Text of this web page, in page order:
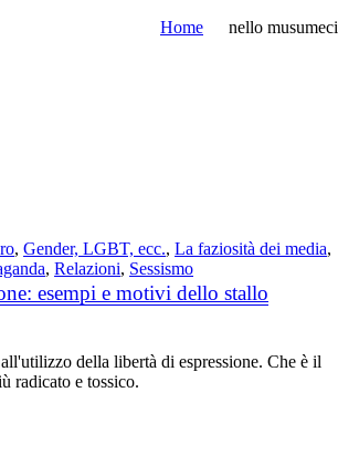
Home nello musumeci
,Gender, LGBT, ecc.,La faziosità dei media,
,Relazioni, Sessismo
esempi e motivi dello stallo
della libertà di espressione. Che è il
radicato e tossico.